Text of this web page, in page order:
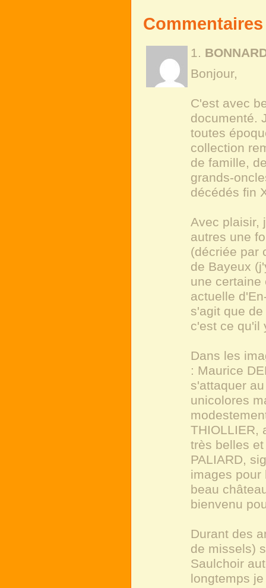
1.
Bonjour,
C'est avec
documenté.
toutes
collection
de famille,
grands-
décédés fin
Avec plaisir,
autres une
(décriée par
de Bayeux
une certaine
actuelle
s'agit que
c'est ce qu'il
Dans les
: Maurice
s'attaquer
unicolores
THIOLLIER,
très belles
PALIARD,
images pour
beau
bienvenu
Durant des
de missels)
Saulchoir
longtemps